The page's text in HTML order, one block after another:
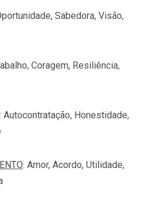
Sabedora, Visão,
Coragem, Resiliência,
: Autocontratação, Honestidade,
: Amor, Acordo, Utilidade,